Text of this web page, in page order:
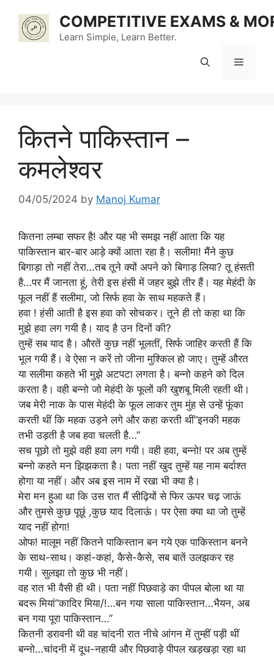
content
COMPETITIVE EXAMS &
Learn Simple, Learn Better.
Menu
कितने पाकिस्तान –
कमलेश्वर
04/05/2024 by Manoj Kumar
कितना लम्बा सफर है! और यह भी समझ नहीं आता कि यह
पाकिस्तान बार-बार आड़े क्यों आता रहा है। सलीमा! मैंने कुछ
बिगाड़ा तो नहीं तेरा…तब तूने क्यों अपने को बिगाड़ लिया? तू हंसती
है…पर मैं जानता हूं, तेरी इस हंसी में जहर बुझे तीर हैं। यह मेहंदी के
फूल नहीं हैं सलीमा, जो सिर्फ हवा के साथ महकते हैं।
हवा ! हंसी आती है इस हवा को सोचकर। तूने ही तो कहा था कि
मुझे हवा लग गयी है। याद है उन दिनों की?
तुम्हें सब याद है। औरतें कुछ नहीं भूलतीं, सिर्फ जाहिर करती हैं कि
भूल गयी हैं। वे ऐसा न करें तो जीना मुश्किल हो जाए। तुम्हें औरत
या सलीमा कहते भी मुझे अटपटा लगता है। बन्नो कहने को दिल
करता है। वही बन्नो जो मेहंदी के फूलों की खुशबू मिली रहती थी।
जब मेरी नाक के पास मेहंदी के फूल लाकर तुम मुंह से उन्हें फूंका
करती थीं कि महक उड़ने लगे और कहा करती थीं”इनकी महक
तभी उड़ती है जब हवा चलती है…”
सच पूछो तो मुझे वही हवा लग गयी। वही हवा, बन्नो! पर अब तुम्हें
बन्नो कहते मन झिझकता है। पता नहीं खुद तुम्हें यह नाम बर्दाश्त
होगा या नहीं। और अब इस नाम में रखा भी क्या है।
मेरा मन हुआ था कि उस रात मैं सीढ़ियों से फिर ऊपर चढ़ जाऊं
और तुमसे कुछ पूछूं ,कुछ याद दिलाऊं। पर ऐसा क्या था जो तुम्हें
याद नहीं होगा!
ओफ! मालूम नहीं कितने पाकिस्तान बन गये एक पाकिस्तान बनने
के साथ-साथ। कहां-कहां, कैसे-कैसे, सब बातें उलझकर रह
गयी। सुलझा तो कुछ भी नहीं।
वह रात भी वैसी ही थी। पता नहीं पिछवाड़े का पीपल बोला था या
बदरू मियां”कादिर मिया/!…बन गया साला पाकिस्तान…भैयन, अब
बन गया पूरा पाकिस्तान…”
कितनी डरावनी थी वह चांदनी रात नीचे आंगन में तुम्हीं पड़ी थीं
बन्नो…चांदनी में दूध-नहायी और पिछवाड़े पीपल खड़खड़ा रहा था